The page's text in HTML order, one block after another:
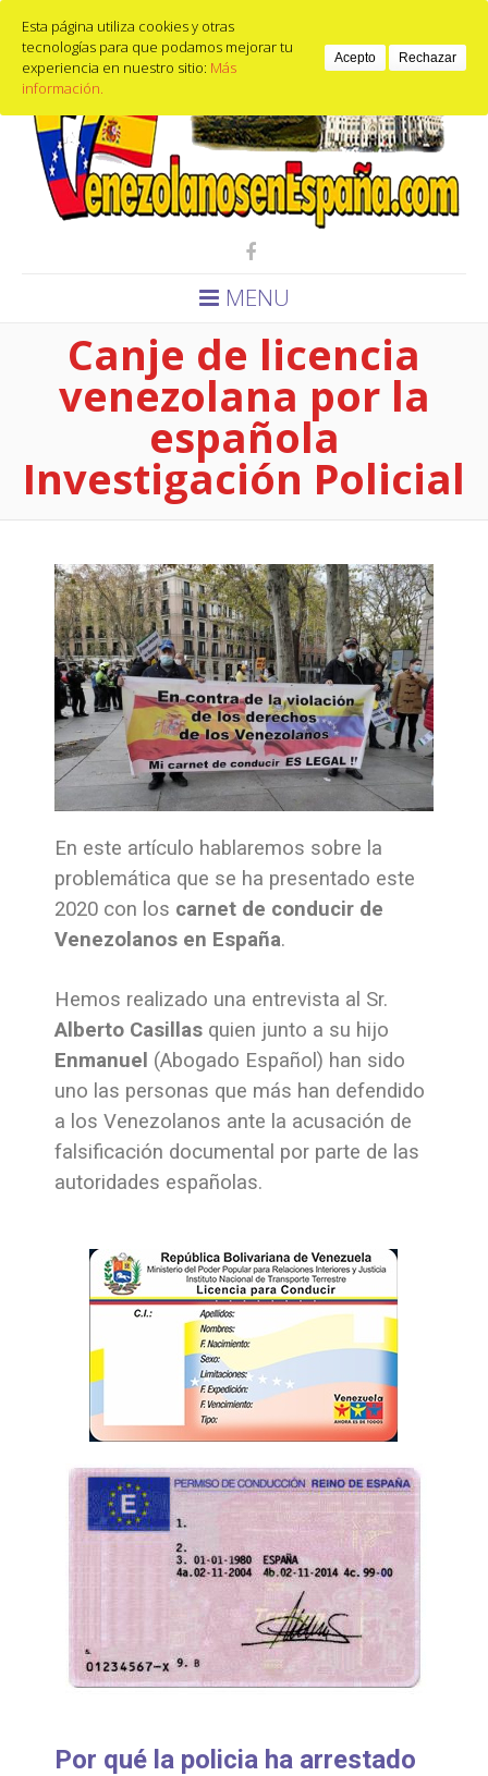
Calle de guzmán el bueno, 9, 28015 Madrid, España
Email
653440397
MENU
Canje de licencia
venezolana por la
española
Investigación Policial
En este artículo hablaremos sobre la
problemática que se ha presentado este
2020 con los carnet de conducir de
Venezolanos en España.
Hemos realizado una entrevista al Sr.
Alberto Casillas quien junto a su hijo
Enmanuel (Abogado Español) han sido
uno las personas que más han defendido
a los Venezolanos ante la acusación de
falsificación documental por parte de las
autoridades españolas.
Por qué la policia ha arrestado
Esta página utiliza cookies y otras
tecnologías para que podamos mejorar tu
experiencia en nuestro sitio: Más
información.
Acepto Rechazar